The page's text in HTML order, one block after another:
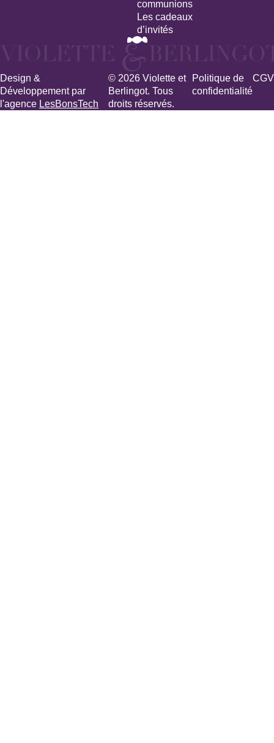
communions
Les cadeaux
d’invités
Design &
Développement par
l'agence LesBonsTech
© 2026 Violette et
Berlingot. Tous
droits réservés.
Politique de
confidentialité
CGV